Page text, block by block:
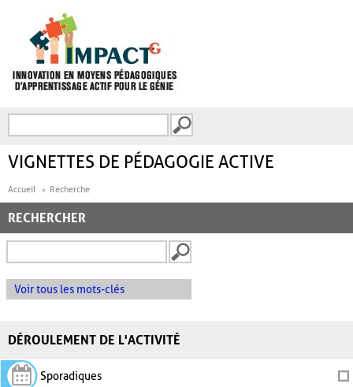
FORMULAIRE DE
VIGNETTES DE PÉDAGOGIE ACTIVE
Accueil Recherche
RECHERCHER
Voir tous les mots-clés
DÉROULEMENT DE L'ACTIVITÉ
Sporadiques